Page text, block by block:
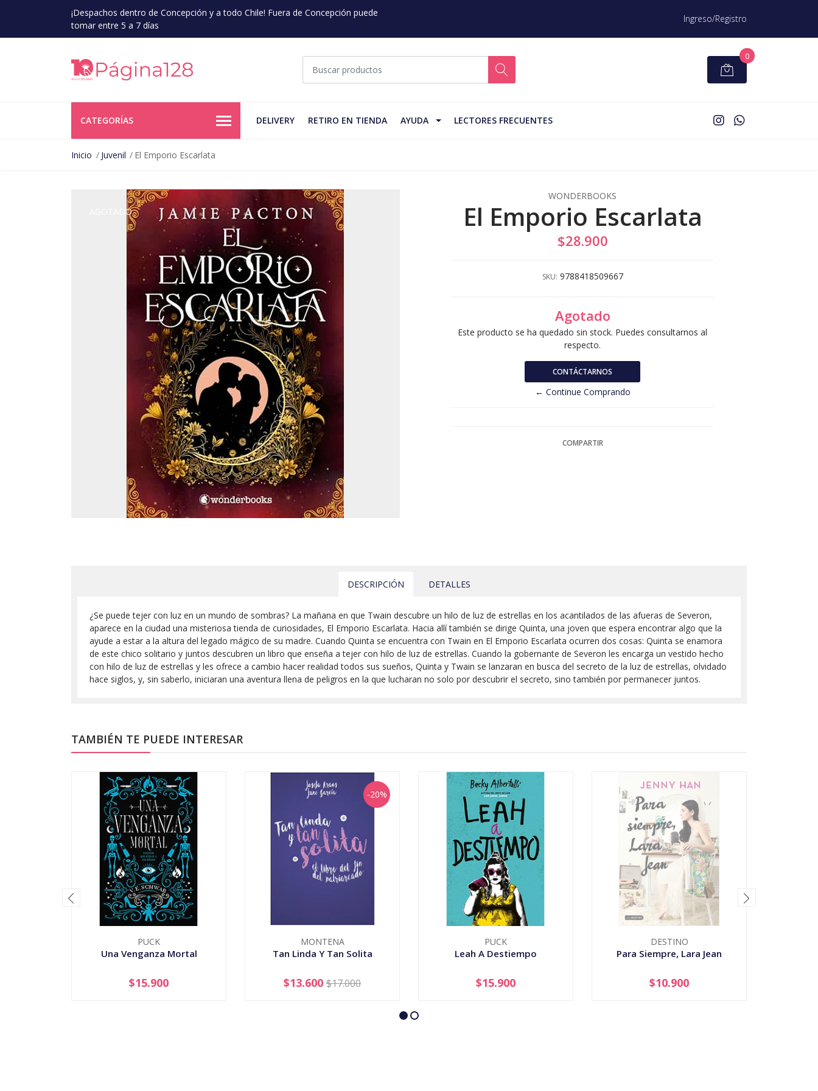
¡Despachos dentro de Concepción y a todo Chile! Fuera de Concepción puede
tomar entre 5 a 7 días
Ingreso/Registro
0
CATEGORÍAS DELIVERY RETIRO EN TIENDA AYUDA LECTORES FRECUENTES
Inicio Juvenil El Emporio Escarlata
AGOTADO
WONDERBOOKS
El Emporio Escarlata
$28.900
SKU: 9788418509667
Agotado
Este producto se ha quedado sin stock. Puedes consultarnos al
respecto.
CONTÁCTARNOS
← Continue Comprando
COMPARTIR
DESCRIPCIÓN DETALLES
¿Se puede tejer con luz en un mundo de sombras? La mañana en que Twain descubre un hilo de luz de estrellas en los acantilados de las afueras de Severon,
aparece en la ciudad una misteriosa tienda de curiosidades, El Emporio Escarlata. Hacia allí también se dirige Quinta, una joven que espera encontrar algo que la
ayude a estar a la altura del legado mágico de su madre. Cuando Quinta se encuentra con Twain en El Emporio Escarlata ocurren dos cosas: Quinta se enamora
de este chico solitario y juntos descubren un libro que enseña a tejer con hilo de luz de estrellas. Cuando la gobernante de Severon les encarga un vestido hecho
con hilo de luz de estrellas y les ofrece a cambio hacer realidad todos sus sueños, Quinta y Twain se lanzaran en busca del secreto de la luz de estrellas, olvidado
hace siglos, y, sin saberlo, iniciaran una aventura llena de peligros en la que lucharan no solo por descubrir el secreto, sino también por permanecer juntos.
TAMBIÉN TE PUEDE INTERESAR
PUCK
Una Venganza Mortal
+
$15.900
-20%
MONTENA
Tan Linda Y Tan Solita
+
$13.600 $17.000
PUCK
Leah A Destiempo
+
$15.900
DESTINO
Para Siempre, Lara Jean
AGOTADO
$10.900